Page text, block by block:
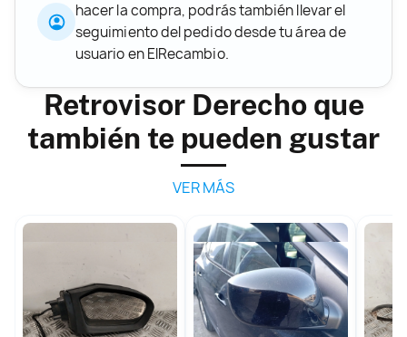
hacer la compra, podrás también llevar el
seguimiento del pedido desde tu área de
usuario en ElRecambio.
Retrovisor Derecho que
también te pueden gustar
VER MÁS